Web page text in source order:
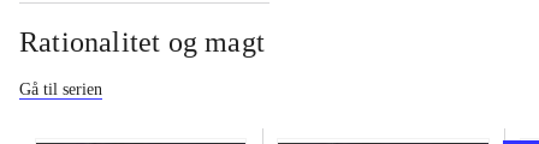
Rationalitet og magt
Gå til serien